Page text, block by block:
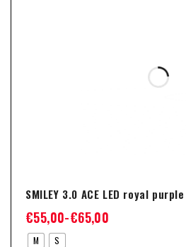
SMILEY 3.0 ACE LED royal purple
€55,00-€65,00
M S